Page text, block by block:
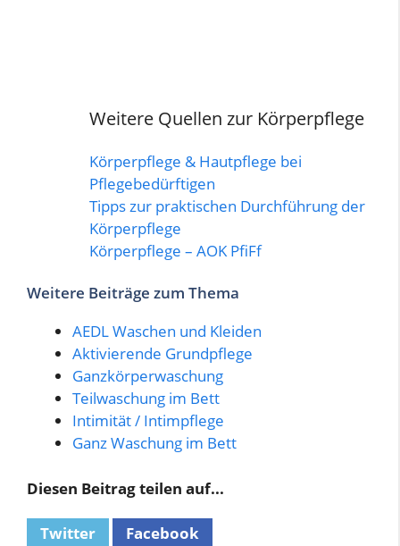
Weitere Quellen zur Körperpflege
Körperpflege & Hautpflege bei
Pflegebedürftigen
Tipps zur praktischen Durchführung der
Körperpflege
Körperpflege – AOK PfiFf
Weitere Beiträge zum Thema
AEDL Waschen und Kleiden
Aktivierende Grundpflege
Ganzkörperwaschung
Teilwaschung im Bett
Intimität / Intimpflege
Ganz Waschung im Bett
Diesen Beitrag teilen auf...
Twitter Facebook